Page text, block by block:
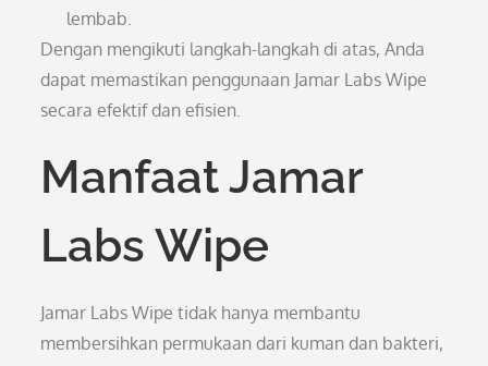
lembab.
Dengan mengikuti langkah-langkah di atas, Anda
dapat memastikan penggunaan Jamar Labs Wipe
secara efektif dan efisien.
Manfaat Jamar
Labs Wipe
Jamar Labs Wipe tidak hanya membantu
membersihkan permukaan dari kuman dan bakteri,